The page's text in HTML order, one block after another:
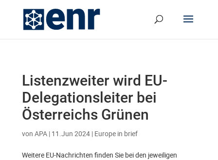
Listenzweiter wird EU-
Delegationsleiter bei
Österreichs Grünen
von APA| 11.Jun 2024| Europe in brief
Weitere EU-Nachrichten finden Sie bei den jeweiligen